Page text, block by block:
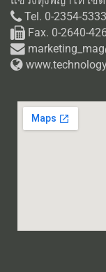
Tel. 0-2354-
Fax. 0-2640-